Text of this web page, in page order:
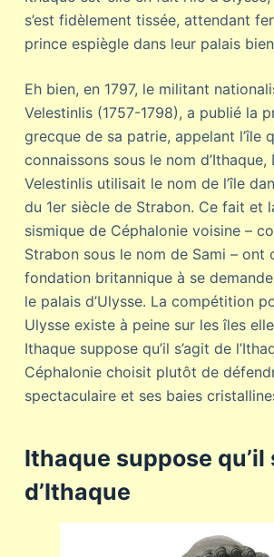
s’est fidèlement tissée, attendant
prince espiègle dans leur palais
Eh bien, en 1797, le militant
Velestinlis (1757-1798), a publié la
grecque de sa patrie, appelant l’île
connaissons sous le nom d’Ithaque,
Velestinlis utilisait le nom de l’île
du 1er siècle de Strabon. Ce fait et
sismique de Céphalonie voisine –
Strabon sous le nom de Sami – ont
fondation britannique à se
le palais d’Ulysse. La compétition
Ulysse existe à peine sur les îles
Ithaque suppose qu’il s’agit de
Céphalonie choisit plutôt de
spectaculaire et ses baies
Ithaque suppose qu’il
d’Ithaque